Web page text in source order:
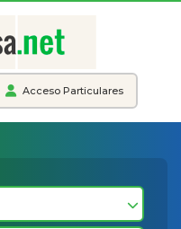
Acceso Particulares